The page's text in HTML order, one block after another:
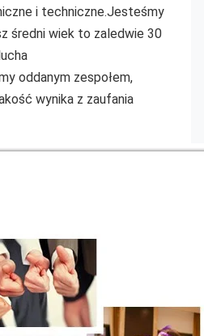
i techniczne.Jesteśmy
średni wiek to zaledwie 30
oddanym zespołem,
wynika z zaufania